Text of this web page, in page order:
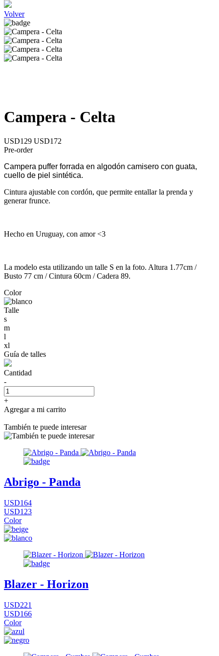
Volver
Campera - Celta
USD129 USD172
Pre-order
Campera puffer forrada en algodón camisero con guata,
cuello de piel sintética.
Cintura ajustable con cordón, que permite entallar la prenda y
generar frunce.
Hecho en Uruguay, con amor <3
La modelo esta utilizando un talle S en la foto. Altura 1.77cm /
Busto 77 cm / Cintura 60cm / Cadera 89.
Color
Talle
s
m
l
xl
Guía de talles
Cantidad
-
+
Agregar a mi carrito
También te puede interesar
Abrigo - Panda
USD164
USD123
Color
Blazer - Horizon
USD221
USD166
Color